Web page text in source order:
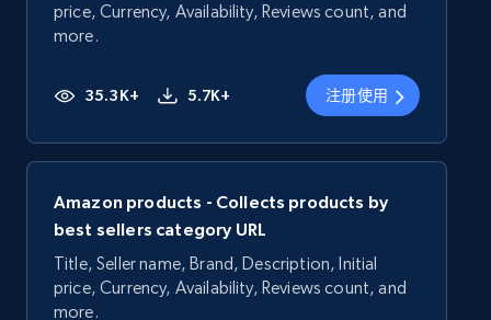
price, Currency, Availability, Reviews count, and
more.
35.3K+ 5.7K+ 注册使用
Amazon products - Collects products by
best sellers category URL
Title, Seller name, Brand, Description, Initial
price, Currency, Availability, Reviews count, and
more.